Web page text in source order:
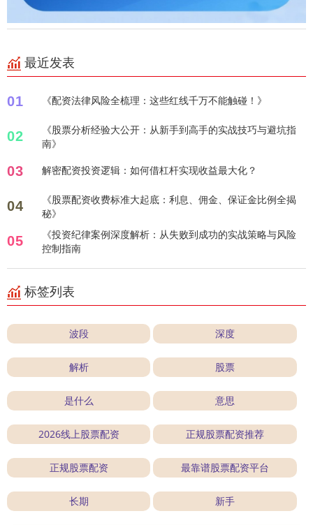
最近发表
01 《配资法律风险全梳理：这些红线千万不能触碰！》
02
《股票分析经验大公开：从新手到高手的实战技巧与避坑指
南》
03 解密配资投资逻辑：如何借杠杆实现收益最大化？
04
《股票配资收费标准大起底：利息、佣金、保证金比例全揭
秘》
05
《投资纪律案例深度解析：从失败到成功的实战策略与风险
控制指南
标签列表
波段 深度
解析 股票
是什么 意思
2026线上股票配资 正规股票配资推荐
正规股票配资 最靠谱股票配资平台
长期 新手